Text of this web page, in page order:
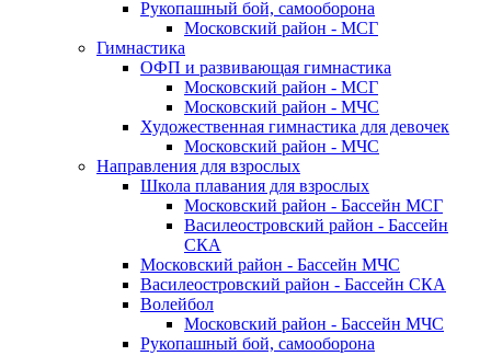
Рукопашный бой, самооборона
Московский район - МСГ
Гимнастика
ОФП и развивающая гимнастика
Московский район - МСГ
Московский район - МЧС
Художественная гимнастика для девочек
Московский район - МЧС
Направления для взрослых
Школа плавания для взрослых
Московский район - Бассейн МСГ
Василеостровский район - Бассейн
СКА
Московский район - Бассейн МЧС
Василеостровский район - Бассейн СКА
Волейбол
Московский район - Бассейн МЧС
Рукопашный бой, самооборона